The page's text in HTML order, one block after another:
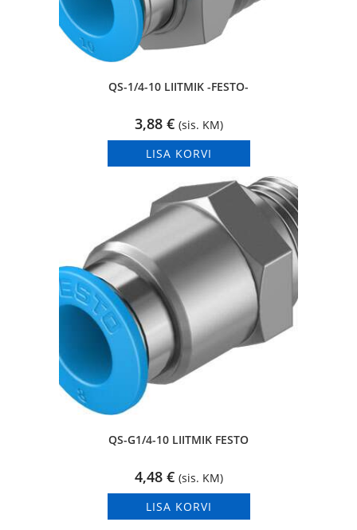
QS-1/4-10 LIITMIK -FESTO-
3,88 € (sis. KM)
LISA KORVI
QS-G1/4-10 LIITMIK FESTO
4,48 € (sis. KM)
LISA KORVI